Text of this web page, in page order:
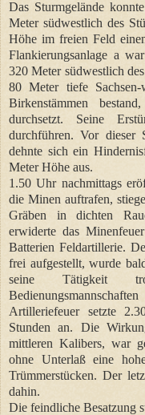
Das Sturmgelände
Meter südwestlich des
Höhe im freien Feld
Flankierungsanlage a
320 Meter südwestlich
80 Meter tiefe Sachsen-
Birkenstämmen
durchsetzt. Seine
durchführen. Vor dieser
dehnte sich ein
Meter Höhe aus.
1.50 Uhr nachmittags
die Minen auftrafen,
Gräben in dichten
erwiderte das
Batterien Feldartillerie.
frei aufgestellt, wurde
seine Tätigkeit
Artilleriefeuer setzte
Stunden an. Die
mittleren Kalibers, war
ohne Unterlaß eine
Trümmerstücken. Der
dahin.
Die feindliche Besatzung